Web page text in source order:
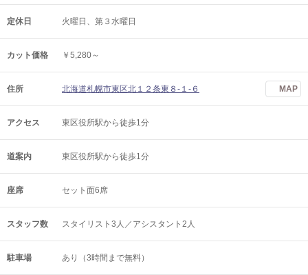
定休日 火曜日、第３水曜日
カット価格 ￥5,280～
住所 北海道札幌市東区北１２条東８‐１‐６ MAP
アクセス 東区役所駅から徒歩1分
道案内 東区役所駅から徒歩1分
座席 セット面6席
スタッフ数 スタイリスト3人／アシスタント2人
駐車場 あり（3時間まで無料）